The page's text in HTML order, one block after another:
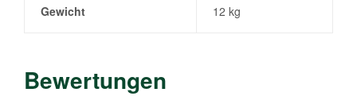
Gewicht 12 kg
Bewertungen